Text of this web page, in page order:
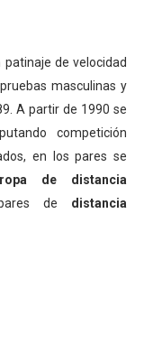
patinaje de velocidad
masculinas y
A partir de 1990 se
competición
en los pares se
de distancia
de distancia